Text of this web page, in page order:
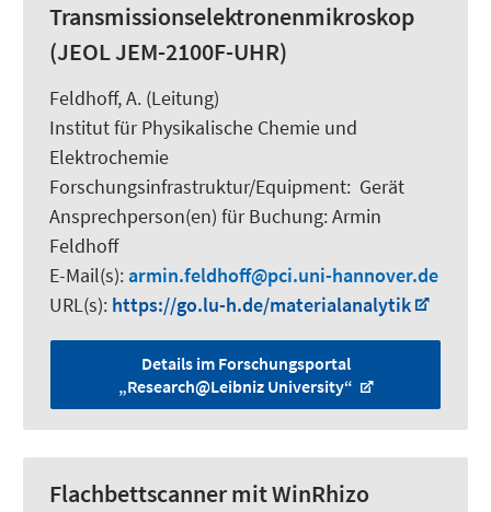
Transmissionselektronenmikroskop
(JEOL JEM-2100F-UHR)
Feldhoff, A. (Leitung)
Institut für Physikalische Chemie und
Elektrochemie
Forschungsinfrastruktur/Equipment: Gerät
Ansprechperson(en) für Buchung:Armin
Feldhoff
E-Mail(s):armin.feldhoff
pci.uni-hannover.de
URL(s): https://go.lu-h.de/materialanalytik
Details im Forschungsportal
„Research@Leibniz University“
Flachbettscanner mit WinRhizo